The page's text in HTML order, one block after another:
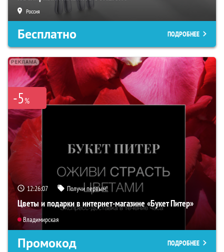
Россия
Бесплатно ПОДРОБНЕЕ
-5%
12:26:07 Получи первым!
Цветы и подарки в интернет-магазине «Букет Питер»
Владимирская
Промокод ПОДРОБНЕЕ